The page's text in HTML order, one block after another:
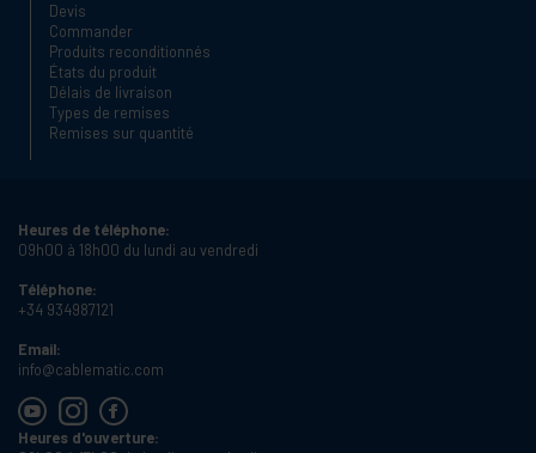
Devis
Commander
Produits reconditionnés
États du produit
Délais de livraison
Types de remises
Remises sur quantité
Heures de téléphone:
09h00 à 18h00 du lundi au vendredi
Téléphone:
+34 934987121
Email:
info@cablematic.com
Heures d'ouverture: